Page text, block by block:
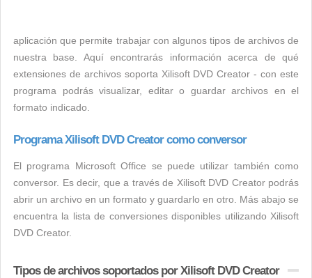
aplicación que permite trabajar con algunos tipos de archivos de
nuestra base. Aquí encontrarás información acerca de qué
extensiones de archivos soporta Xilisoft DVD Creator - con este
programa podrás visualizar, editar o guardar archivos en el
formato indicado.
Programa Xilisoft DVD Creator como conversor
El programa Microsoft Office se puede utilizar también como
conversor. Es decir, que a través de Xilisoft DVD Creator podrás
abrir un archivo en un formato y guardarlo en otro. Más abajo se
encuentra la lista de conversiones disponibles utilizando Xilisoft
DVD Creator.
Tipos de archivos soportados por Xilisoft DVD Creator